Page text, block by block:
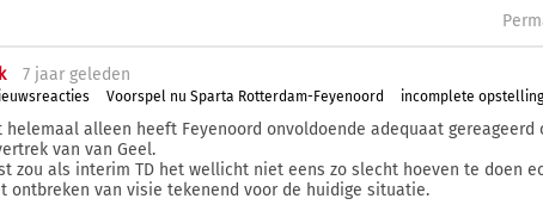
7 jaar geleden
Voorspel nu Sparta Rotterdam-Feyenoord incomplete opstelling
helemaal alleen heeft Feyenoord onvoldoende adequaat gereageerd
van van Geel.
zou als interim TD het wellicht niet eens zo slecht hoeven te doen
ontbreken van visie tekenend voor de huidige situatie.